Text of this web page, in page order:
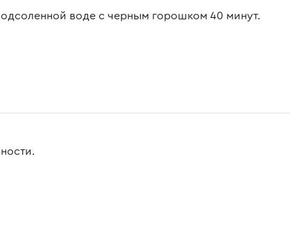
воде с черным горошком 40 минут.